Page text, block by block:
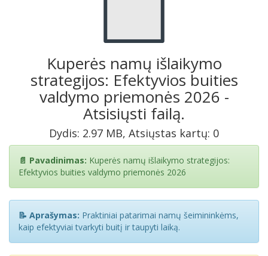
Kuperės namų išlaikymo
strategijos: Efektyvios buities
valdymo priemonės 2026 -
Atsisiųsti failą.
Dydis: 2.97 MB, Atsiųstas kartų: 0
📄 Pavadinimas: Kuperės namų išlaikymo strategijos:
Efektyvios buities valdymo priemonės 2026
📝 Aprašymas: Praktiniai patarimai namų šeimininkėms,
kaip efektyviai tvarkyti buitį ir taupyti laiką.